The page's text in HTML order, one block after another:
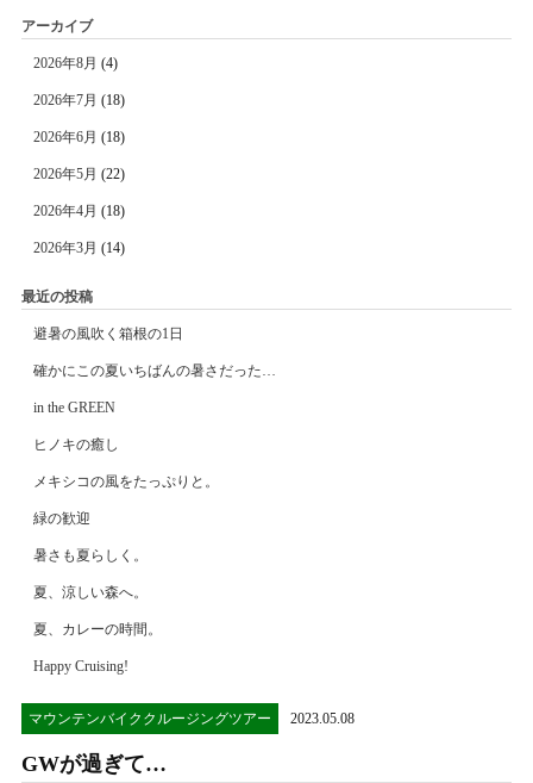
アーカイブ
2026年8月 (4)
2026年7月 (18)
2026年6月 (18)
2026年5月 (22)
2026年4月 (18)
2026年3月 (14)
最近の投稿
避暑の風吹く箱根の1日
確かにこの夏いちばんの暑さだった…
in the GREEN
ヒノキの癒し
メキシコの風をたっぷりと。
緑の歓迎
暑さも夏らしく。
夏、涼しい森へ。
夏、カレーの時間。
Happy Cruising!
マウンテンバイククルージングツアー 2023.05.08
GWが過ぎて…